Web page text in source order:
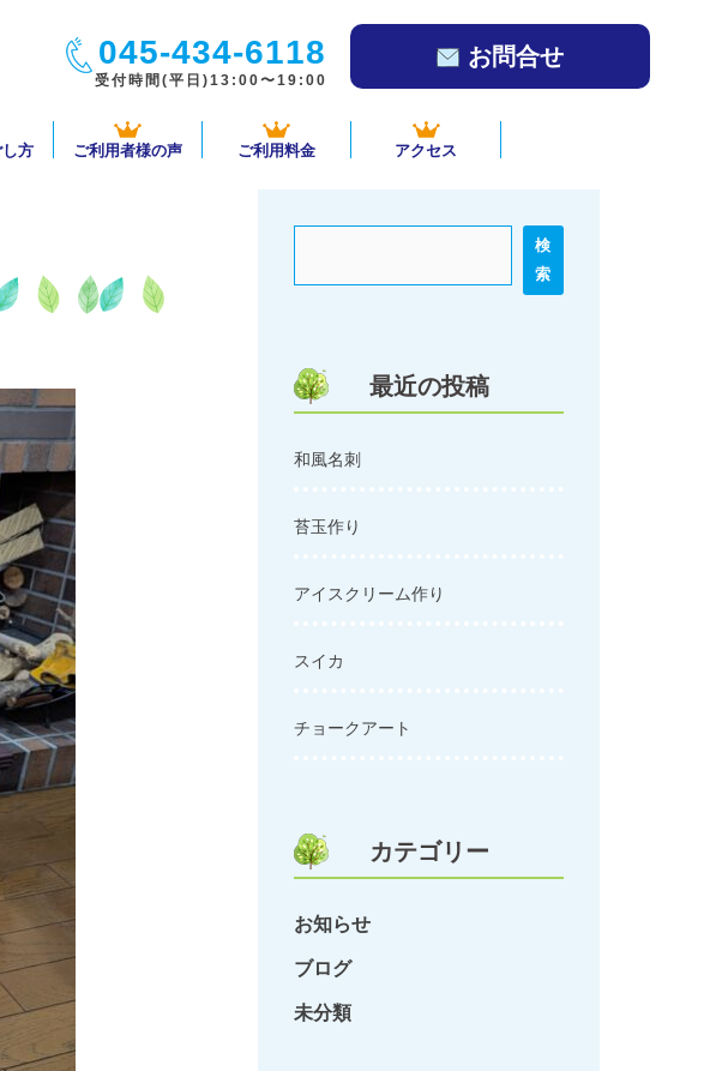
045-434-6118
受付時間(平日)13:00〜19:00
お問合せ
方 ご利用者様の声 ご利用料金 アクセス
検
索
最近の投稿
和風名刺
苔玉作り
アイスクリーム作り
スイカ
チョークアート
カテゴリー
お知らせ
ブログ
未分類